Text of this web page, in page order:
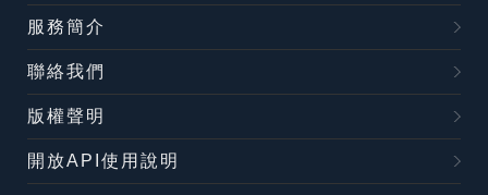
服務簡介
聯絡我們
版權聲明
開放API使用說明